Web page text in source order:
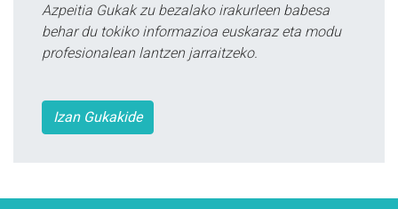
Azpeitia Gukak zu bezalako irakurleen babesa
behar du tokiko informazioa euskaraz eta modu
profesionalean lantzen jarraitzeko.
Izan Gukakide